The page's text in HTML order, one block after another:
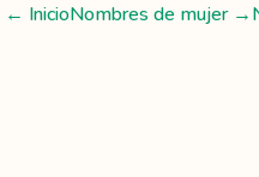
← InicioNombres de mujer→